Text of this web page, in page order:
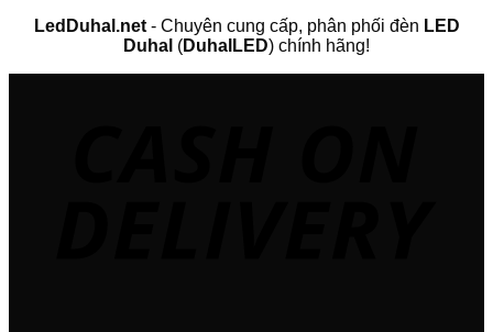
LedDuhal.net- Chuyên cung cấp, phân phối đèn LED
Duhal (DuhalLED) chính hãng!